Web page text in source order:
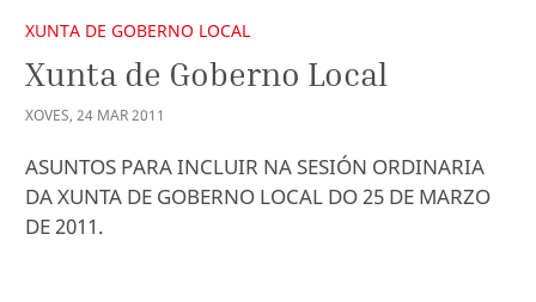
XUNTA DE GOBERNO LOCAL
Xunta de Goberno Local
XOVES, 24 MAR2011
ASUNTOS PARA INCLUIR NA SESIÓN ORDINARIA
DA XUNTA DE GOBERNO LOCAL DO 25 DE MARZO
DE 2011.